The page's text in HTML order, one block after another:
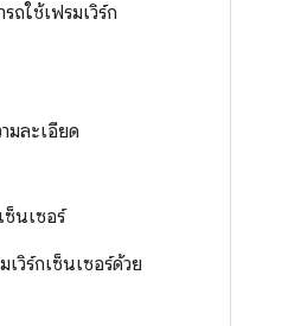
ใช้เฟรมเวิร์ก
มละเอียด
นเซอร์
วิร์กเซ็นเซอร์ด้วย